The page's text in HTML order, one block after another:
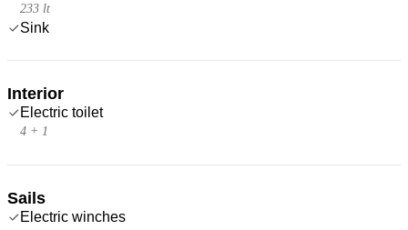
233 lt
Sink
Interior
Electric toilet
4 + 1
Sails
Electric winches